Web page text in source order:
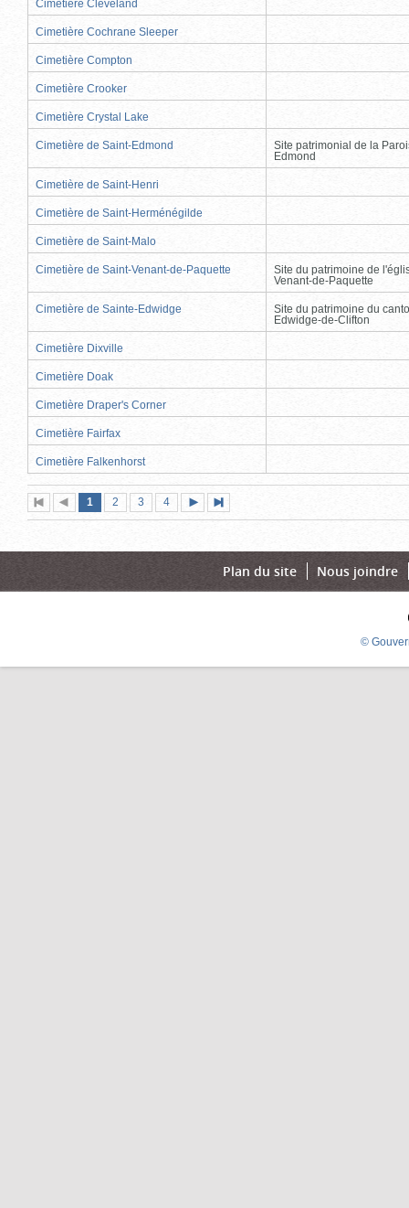
Cimetière Cleveland
Cimetière Cochrane Sleeper
Cimetière Compton
Cimetière Crooker
Cimetière Crystal Lake
Cimetière de Saint-Edmond
Site patrimonial de la
Edmond
Cimetière de Saint-Henri
Cimetière de Saint-Herménégilde
Cimetière de Saint-Malo
Cimetière de Saint-Venant-de-Paquette
Site du patrimoine de
Venant-de-Paquette
Cimetière de Sainte-Edwidge
Site du patrimoine du
Edwidge-de-Clifton
Cimetière Dixville
Cimetière Doak
Cimetière Draper's Corner
Cimetière Fairfax
Cimetière Falkenhorst
Première
page
Page
précédente
Page
1 (page
actuelle)
Page
2 Page
3 Page
4
suivante
page
Plan du site Nous joindre
©